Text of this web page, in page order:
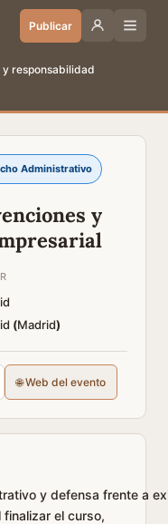
Publicar
y responsabilidad
Administrativo
y
(Madrid)
🌐 Web del evento
y defensa frente a
el curso,